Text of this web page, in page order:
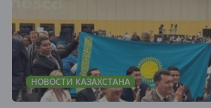
НОВОСТИ КАЗАХСТАНА